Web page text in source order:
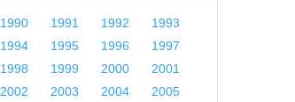
1990 1991 1992
1993
1994
1995 1996
1997
1998
1999 2000
2001
2002
2003 2004
2005